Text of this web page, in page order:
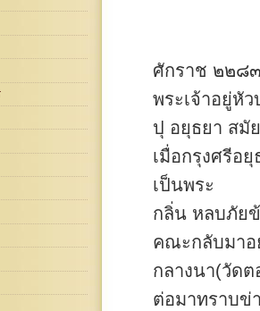
ศักราช ๒๒๘
พระเจ้าอยู่หั
ปุ อยุธยา สมั
เมื่อกรุงศรีอ
เป็นพระ
กลิ่น หลบภัย
คณะกลับมาอ
กลางนา(วัดต
ต่อมาทราบข่